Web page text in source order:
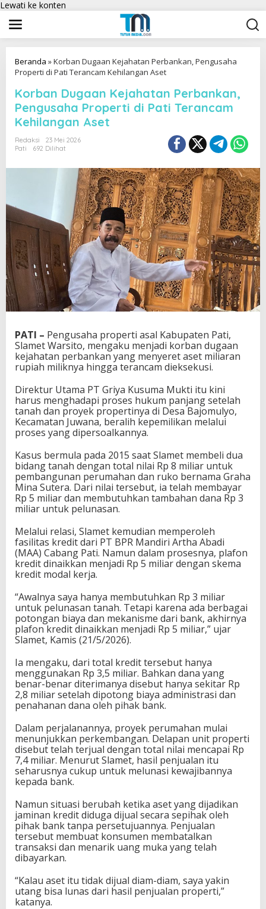
Lewati ke konten
Beranda »Korban Dugaan Kejahatan Perbankan, Pengusaha
Properti di Pati Terancam Kehilangan Aset
Korban Dugaan Kejahatan Perbankan,
Pengusaha Properti di Pati Terancam
Kehilangan Aset
Redaksi
23 Mei 2026
Pati
692 Dilihat
PATI – Pengusaha properti asal Kabupaten Pati,
Slamet Warsito, mengaku menjadi korban dugaan
kejahatan perbankan yang menyeret aset miliaran
rupiah miliknya hingga terancam dieksekusi.
Direktur Utama PT Griya Kusuma Mukti itu kini
harus menghadapi proses hukum panjang setelah
tanah dan proyek propertinya di Desa Bajomulyo,
Kecamatan Juwana, beralih kepemilikan melalui
proses yang dipersoalkannya.
Kasus bermula pada 2015 saat Slamet membeli dua
bidang tanah dengan total nilai Rp 8 miliar untuk
pembangunan perumahan dan ruko bernama Graha
Mina Sutera. Dari nilai tersebut, ia telah membayar
Rp 5 miliar dan membutuhkan tambahan dana Rp 3
miliar untuk pelunasan.
Melalui relasi, Slamet kemudian memperoleh
fasilitas kredit dari PT BPR Mandiri Artha Abadi
(MAA) Cabang Pati. Namun dalam prosesnya, plafon
kredit dinaikkan menjadi Rp 5 miliar dengan skema
kredit modal kerja.
“Awalnya saya hanya membutuhkan Rp 3 miliar
untuk pelunasan tanah. Tetapi karena ada berbagai
potongan biaya dan mekanisme dari bank, akhirnya
plafon kredit dinaikkan menjadi Rp 5 miliar,” ujar
Slamet, Kamis (21/5/2026).
Ia mengaku, dari total kredit tersebut hanya
menggunakan Rp 3,5 miliar. Bahkan dana yang
benar-benar diterimanya disebut hanya sekitar Rp
2,8 miliar setelah dipotong biaya administrasi dan
penahanan dana oleh pihak bank.
Dalam perjalanannya, proyek perumahan mulai
menunjukkan perkembangan. Delapan unit properti
disebut telah terjual dengan total nilai mencapai Rp
7,4 miliar. Menurut Slamet, hasil penjualan itu
seharusnya cukup untuk melunasi kewajibannya
kepada bank.
Namun situasi berubah ketika aset yang dijadikan
jaminan kredit diduga dijual secara sepihak oleh
pihak bank tanpa persetujuannya. Penjualan
tersebut membuat konsumen membatalkan
transaksi dan menarik uang muka yang telah
dibayarkan.
“Kalau aset itu tidak dijual diam-diam, saya yakin
utang bisa lunas dari hasil penjualan properti,”
katanya.